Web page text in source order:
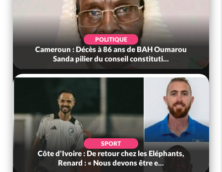
POLITIQUE
Cameroun : Décès à 86 ans de BAH Oumarou
Sanda pilier du conseil constituti...
SPORT
Côte d'Ivoire : De retour chez les Eléphants,
Renard : « Nous devons être e...